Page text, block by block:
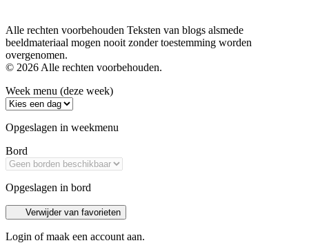
Alle rechten voorbehouden Teksten van blogs alsmede
beeldmateriaal mogen nooit zonder toestemming worden
overgenomen.
© 2026 Alle rechten voorbehouden.
Week menu (deze week)
Opgeslagen in weekmenu
Bord
Opgeslagen in bord
Verwijder van favorieten
Login of maak een account aan.